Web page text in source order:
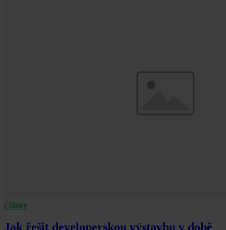
Články
Jak řešit developerskou výstavbu v době